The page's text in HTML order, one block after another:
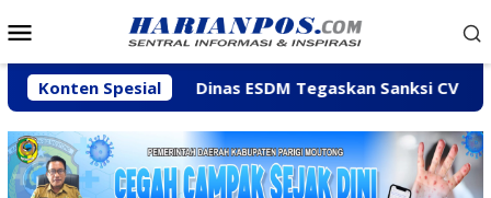
ke
Mobile
Konten Spesial
Dinas ESDM Tegaskan Sanksi CV BBN Belum